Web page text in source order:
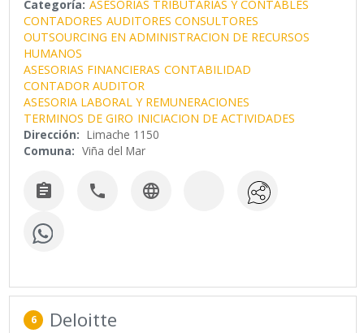
Categoría: ASESORIAS TRIBUTARIAS Y CONTABLES
CONTADORES AUDITORES CONSULTORES
OUTSOURCING EN ADMINISTRACION DE RECURSOS
HUMANOS
ASESORIAS FINANCIERAS CONTABILIDAD
CONTADOR AUDITOR
ASESORIA LABORAL Y REMUNERACIONES
TERMINOS DE GIRO INICIACION DE ACTIVIDADES
Dirección: Limache 1150
Comuna: Viña del Mar
  
6 Deloitte